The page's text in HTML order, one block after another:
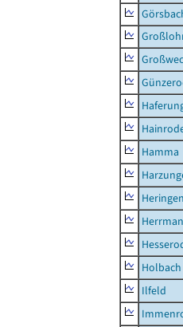
Hamma
Holbach
Ilfeld